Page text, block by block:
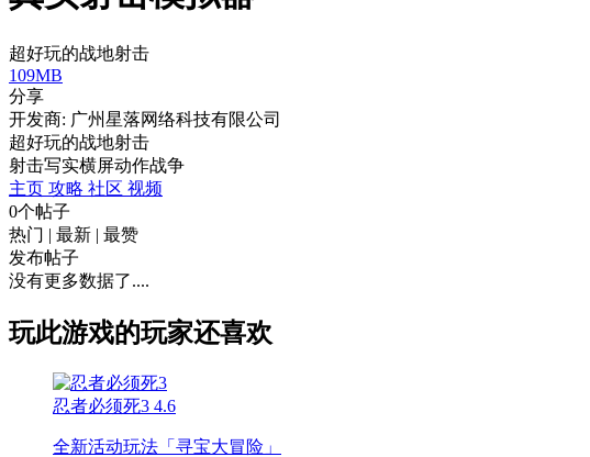
超好玩的战地射击
109MB
分享
开发商: 广州星落网络科技有限公司
超好玩的战地射击
射击写实横屏动作战争
主页 攻略 社区 视频
0个帖子
热门 | 最新 | 最赞
发布帖子
没有更多数据了....
玩此游戏的玩家还喜欢
忍者必须死3 4.6
全新活动玩法「寻宝大冒险」